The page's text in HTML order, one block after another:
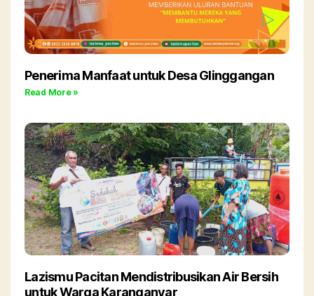
Penerima Manfaat untuk Desa Glinggangan
Read More »
Lazismu Pacitan Mendistribusikan Air Bersih
untuk Warga Karanganyar